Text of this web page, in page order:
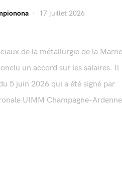
17 juillet 2026
de la métallurgie de la Marne
un accord sur les salaires. Il
5 juin 2026 qui a été signé par
UIMM Champagne-Ardenne